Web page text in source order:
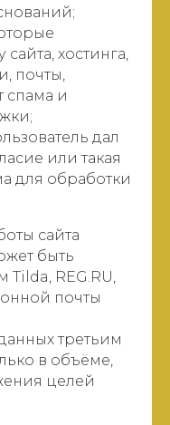
хостинга,
почты,
спама и
дал
или такая
для обработки
сайта
быть
Tilda, REG.RU,
почты
третьим
в объёме,
целей